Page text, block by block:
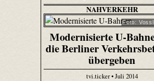
NAHVERKEHR
Foto:
Modernisierte U-
die Berliner
übergeben
tvi.ticker • Juli 2014